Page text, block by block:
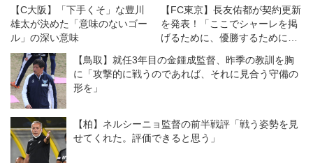
【C大阪】「下手くそ」な豊川
雄太が決めた「意味のないゴー
ル」の深い意味
【FC東京】長友佑都が契約更新
を発表！「ここでシャーレを掲
げるために、優勝するために戦
【鳥取】就任3年目の金鍾成監督、昨季の教訓を胸
に「攻撃的に戦うのであれば、それに見合う守備の
形を」
【柏】ネルシーニョ監督の前半戦評「戦う姿勢を見
せてくれた。評価できると思う」